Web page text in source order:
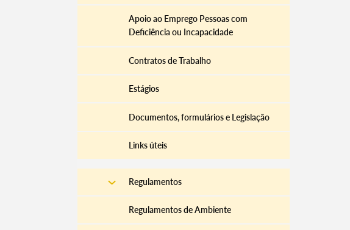
Apoio ao Emprego Pessoas com
Deficiência ou Incapacidade
Contratos de Trabalho
Estágios
Documentos, formulários e Legislação
Links úteis
Regulamentos
Regulamentos de Ambiente